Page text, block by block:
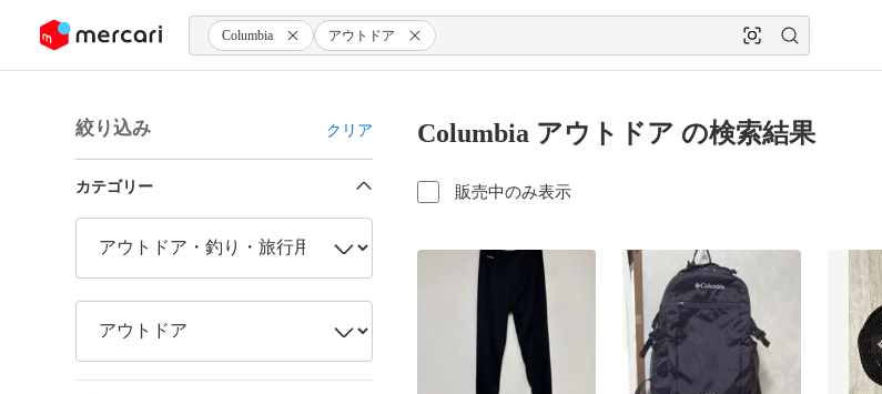
ツにスキップ Columbia アウトドア
絞り込み クリア
カテゴリー
Columbia アウトドア の検索結果
販売中のみ表示